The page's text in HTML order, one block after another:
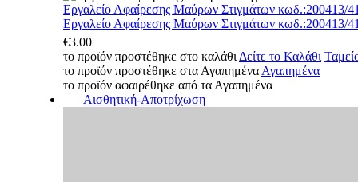
Εργαλείο Αφαίρεσης Μαύρων Στιγμάτων κωδ.:200413/
Εργαλείο Αφαίρεσης Μαύρων Στιγμάτων κωδ.:200413/
€3.00
το προϊόν προστέθηκε στο καλάθι Δείτε το Καλάθι
το προϊόν προστέθηκε στα Αγαπημένα Αγαπημένα
το προϊόν αφαιρέθηκε από τα Αγαπημένα
Αισθητική-Αποτρίχωση